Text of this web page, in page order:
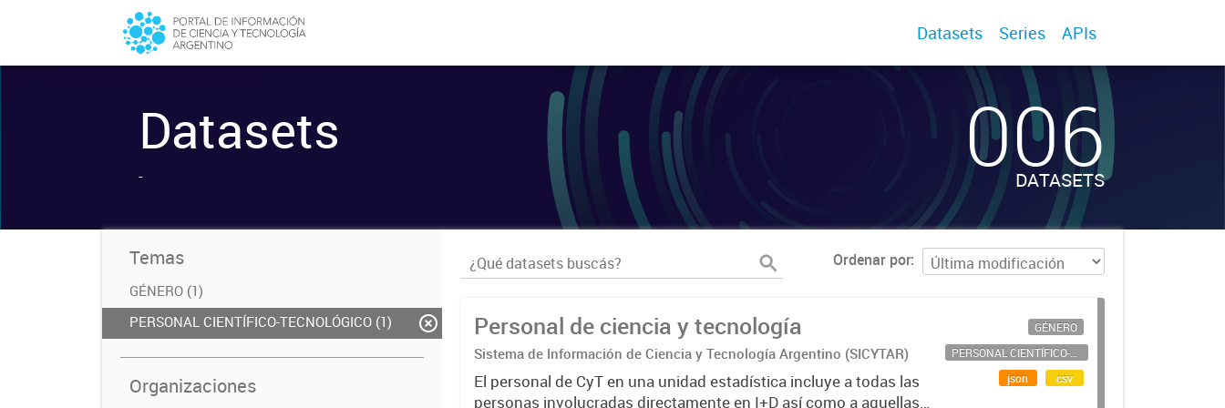
Datasets Series APIs
Datasets
- 006
DATASETS
Temas
GÉNERO (1)
PERSONAL CIENTÍFICO-TECNOLÓGICO (1)
Organizaciones
Ordenar por
Personal de ciencia y tecnología
Sistema de Información de Ciencia y Tecnología Argentino (SICYTAR)
El personal de CyT en una unidad estadística incluye a todas las
personas involucradas directamente en I+D así como a aquellas
GÉNERO
PERSONAL CIENTÍFICO-TECNOLÓGICO
json
csv